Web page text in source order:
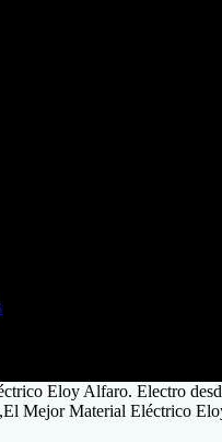
Eloy Alfaro. Electro
Mejor Material Eléctrico